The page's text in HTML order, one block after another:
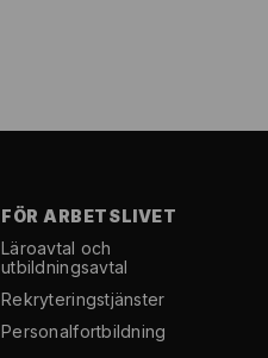
FÖR ARBETSLIVET
Läroavtal och
utbildningsavtal
Rekryterings­tjänster
Personal­fortbildning